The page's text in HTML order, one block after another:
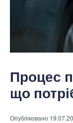
Процес
що
Опубліковано